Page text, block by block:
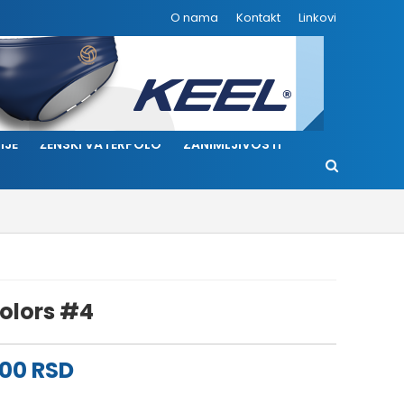
O nama Kontakt Linkovi
ŽENSKI VATERPOLO ZANIMLJIVOSTI
#4
RSDTrenutna